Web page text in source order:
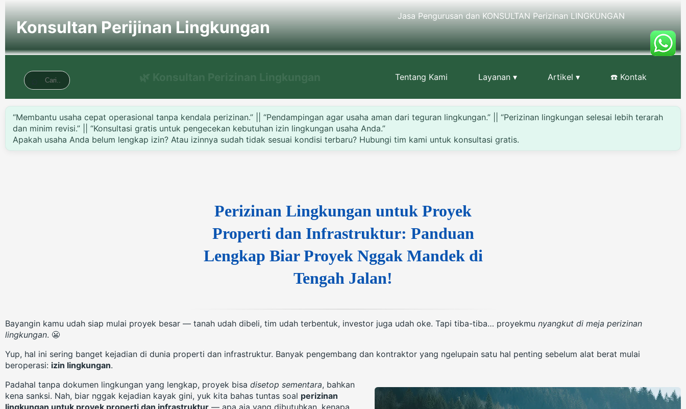
Konsultan Perijinan Lingkungan
Jasa Pengurusan dan KONSULTAN Perizinan LINGKUNGAN
Tentang Kami Layanan ▾ Artikel ▾ ☎️ Kontak
“Membantu usaha cepat operasional tanpa kendala perizinan.” || “Pendampingan agar usaha aman dari teguran lingkungan.” || “Perizinan lingkungan selesai lebih terarah
dan minim revisi.” || “Konsultasi gratis untuk pengecekan kebutuhan izin lingkungan usaha Anda.”
Apakah usaha Anda belum lengkap izin? Atau izinnya sudah tidak sesuai kondisi terbaru? Hubungi tim kami untuk konsultasi gratis.
Perizinan Lingkungan untuk Proyek
Properti dan Infrastruktur: Panduan
Lengkap Biar Proyek Nggak Mandek di
Tengah Jalan!
Bayangin kamu udah siap mulai proyek besar — tanah udah dibeli, tim udah terbentuk, investor juga udah oke. Tapi tiba-tiba… proyekmu nyangkut di meja perizinan
lingkungan. 😬
Yup, hal ini sering banget kejadian di dunia properti dan infrastruktur. Banyak pengembang dan kontraktor yang ngelupain satu hal penting sebelum alat berat mulai
beroperasi: izin lingkungan.
Padahal tanpa dokumen lingkungan yang lengkap, proyek bisa disetop sementara, bahkan
kena sanksi. Nah, biar nggak kejadian kayak gini, yuk kita bahas tuntas soal perizinan
lingkungan untuk proyek properti dan infrastruktur — apa aja yang dibutuhkan, kenapa